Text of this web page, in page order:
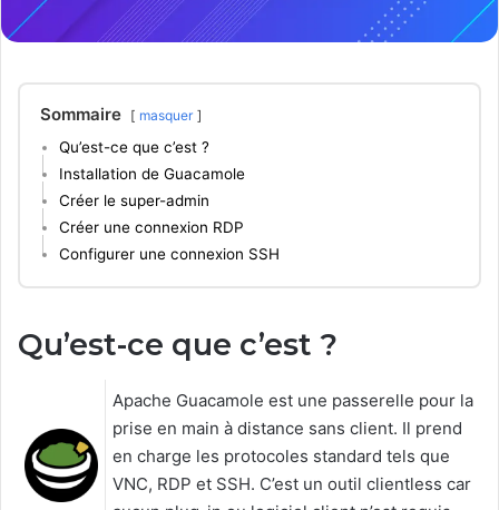
Sommaire masquer
Qu’est-ce que c’est ?
Installation de Guacamole
Créer le super-admin
Créer une connexion RDP
Configurer une connexion SSH
Qu’est-ce que c’est ?
Apache Guacamole est une passerelle pour la
prise en main à distance sans client. Il prend
en charge les protocoles standard tels que
VNC, RDP et SSH. C’est un outil clientless car